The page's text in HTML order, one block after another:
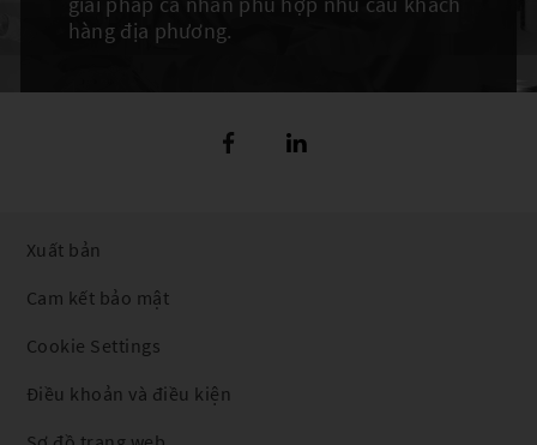
hàng địa phương.
Xuất bản
Cam kết bảo mật
Cookie Settings
Điều khoản và điều kiện